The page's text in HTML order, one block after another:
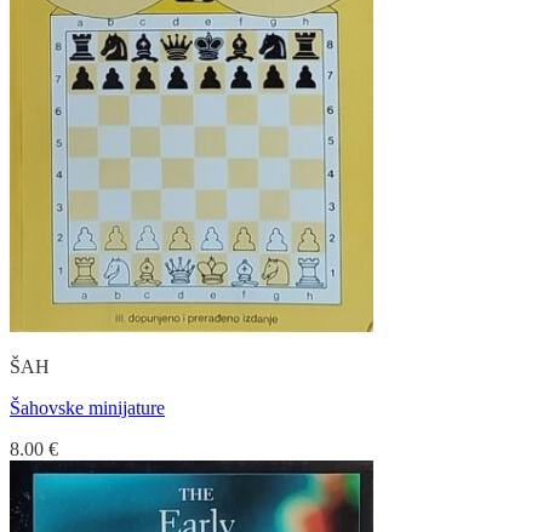
ŠAH
Šahovske minijature
8.00 €